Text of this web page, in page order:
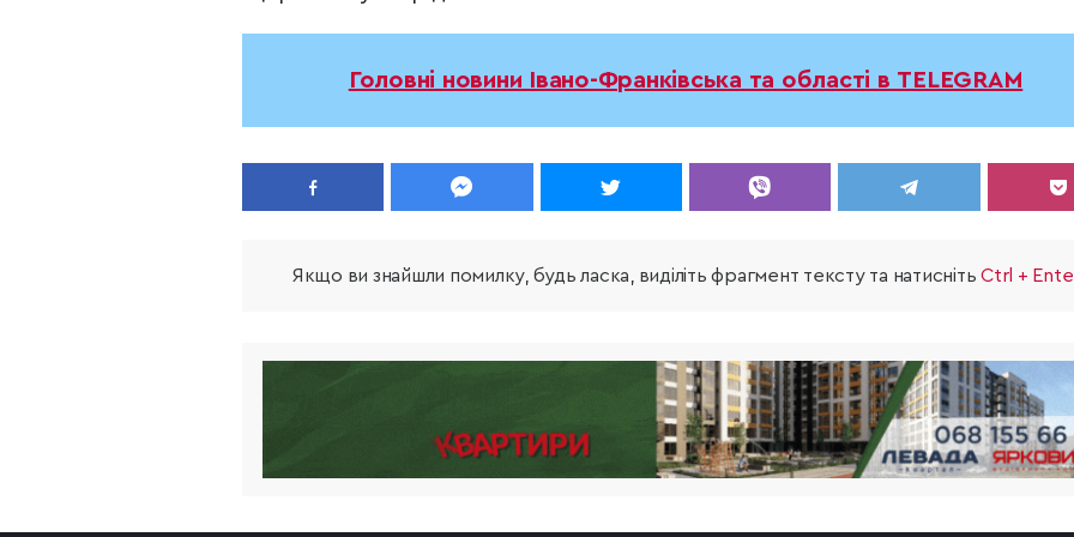
Головні новини Івано-Франківська та області в TELEGRAM
Якщо ви знайшли помилку, будь ласка, виділіть фрагмент тексту та натиснітьCtrl +